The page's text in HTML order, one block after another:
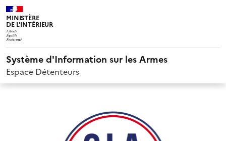
MINISTÈRE
DE L'INTÉRIEUR
Système d'Information sur les Armes
Espace Détenteurs